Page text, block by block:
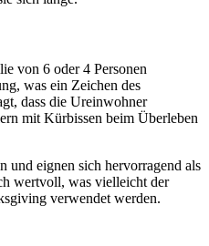
von 6 oder 4 Personen
was ein Zeichen des
dass die Ureinwohner
mit Kürbissen beim Überleben
und eignen sich hervorragend als
wertvoll, was vielleicht der
verwendet werden.